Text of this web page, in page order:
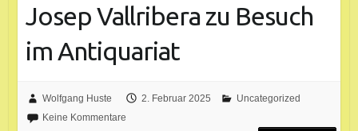
Josep Vallribera zu Besuch
im Antiquariat
Wolfgang Huste 2. Februar 2025
Uncategorized
Keine Kommentare